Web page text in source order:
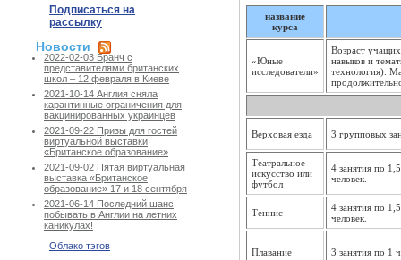
Подписаться на
рассылку
Новости
2022-02-03 Бранч с
представителями британских
школ – 12 февраля в Киеве
2021-10-14 Англия сняла
карантинные ограничения для
вакцинированных украинцев
2021-09-22 Призы для гостей
виртуальной выставки
«Британское образование»
2021-09-02 Пятая виртуальная
выставка «Британское
образование» 17 и 18 сентября
2021-06-14 Последний шанс
побывать в Англии на летних
каникулах!
Облако тэгов
название
курса
«Юные
исследователи»
Возраст
навыков и
технология).
Верховая езда 3 групповых
Театральное
искусство или
футбол
4 занятия по
человек.
Теннис
4 занятия по
человек.
Плавание 3 занятия по 1